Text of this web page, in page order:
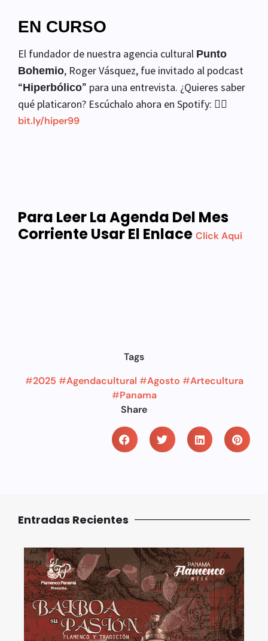
EN CURSO
El fundador de nuestra agencia cultural Punto
Bohemio, Roger Vásquez, fue invitado al podcast
“Hiperbólico” para una entrevista. ¿Quieres saber
qué platicaron? Escúchalo ahora en Spotify: 👉🏼
bit.ly/hiper99
Para Leer La Agenda Del Mes
Corriente Usar El Enlace Click Aquí
Tags
#2025 #Agendacultural #Agosto #Artecultura
#Panama
Share
Entradas Recientes